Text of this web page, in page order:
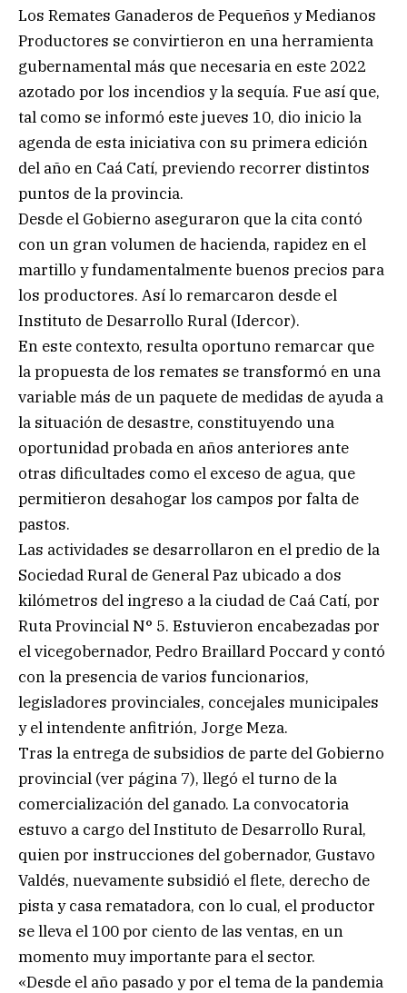
Los Remates Ganaderos de Pequeños y Medianos
Productores se convirtieron en una herramienta
gubernamental más que necesaria en este 2022
azotado por los incendios y la sequía. Fue así que,
tal como se informó este jueves 10, dio inicio la
agenda de esta iniciativa con su primera edición
del año en Caá Catí, previendo recorrer distintos
puntos de la provincia.
Desde el Gobierno aseguraron que la cita contó
con un gran volumen de hacienda, rapidez en el
martillo y fundamentalmente buenos precios para
los productores. Así lo remarcaron desde el
Instituto de Desarrollo Rural (Idercor).
En este contexto, resulta oportuno remarcar que
la propuesta de los remates se transformó en una
variable más de un paquete de medidas de ayuda a
la situación de desastre, constituyendo una
oportunidad probada en años anteriores ante
otras dificultades como el exceso de agua, que
permitieron desahogar los campos por falta de
pastos.
Las actividades se desarrollaron en el predio de la
Sociedad Rural de General Paz ubicado a dos
kilómetros del ingreso a la ciudad de Caá Catí, por
Ruta Provincial N° 5. Estuvieron encabezadas por
el vicegobernador, Pedro Braillard Poccard y contó
con la presencia de varios funcionarios,
legisladores provinciales, concejales municipales
y el intendente anfitrión, Jorge Meza.
Tras la entrega de subsidios de parte del Gobierno
provincial (ver página 7), llegó el turno de la
comercialización del ganado. La convocatoria
estuvo a cargo del Instituto de Desarrollo Rural,
quien por instrucciones del gobernador, Gustavo
Valdés, nuevamente subsidió el flete, derecho de
pista y casa rematadora, con lo cual, el productor
se lleva el 100 por ciento de las ventas, en un
momento muy importante para el sector.
«Desde el año pasado y por el tema de la pandemia